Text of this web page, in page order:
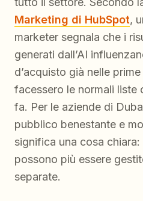
Marketing di HubSpot,
marketer segnala che i
generati dall’AI
d’acquisto già nelle
facessero le normali liste
fa. Per le aziende di
pubblico benestante e
significa una cosa chiara:
possono più essere
separate.